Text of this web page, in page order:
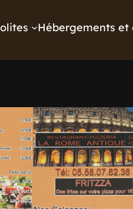
Hébergements et